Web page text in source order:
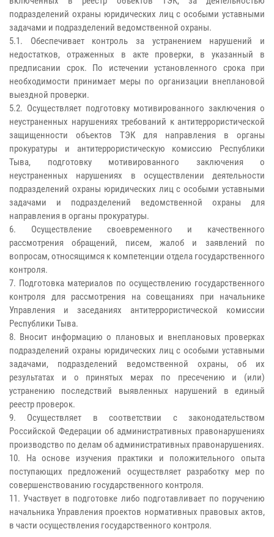
подразделений охраны юридических лиц с особыми уставными
задачами и подразделений ведомственной охраны.
5.1. Обеспечивает контроль за устранением нарушений и
недостатков, отраженных в акте проверки, в указанный в
предписании срок. По истечении установленного срока при
необходимости принимает меры по организации внеплановой
выездной проверки.
5.2. Осуществляет подготовку мотивированного заключения о
неустраненных нарушениях требований к антитеррористической
защищенности объектов ТЭК для направления в органы
прокуратуры и антитеррористическую комиссию Республики
Тыва, подготовку мотивированного заключения о
неустраненных нарушениях в осуществлении деятельности
подразделений охраны юридических лиц с особыми уставными
задачами и подразделений ведомственной охраны для
направления в органы прокуратуры.
6. Осуществление своевременного и качественного
рассмотрения обращений, писем, жалоб и заявлений по
вопросам, относящимся к компетенции отдела государственного
контроля.
7. Подготовка материалов по осуществлению государственного
контроля для рассмотрения на совещаниях при начальнике
Управления и заседаниях антитеррористической комиссии
Республики Тыва.
8. Вносит информацию о плановых и внеплановых проверках
подразделений охраны юридических лиц с особыми уставными
задачами, подразделений ведомственной охраны, об их
результатах и о принятых мерах по пресечению и (или)
устранению последствий выявленных нарушений в единый
реестр проверок.
9. Осуществляет в соответствии с законодательством
Российской Федерации об административных правонарушениях
производство по делам об административных правонарушениях.
10. На основе изучения практики и положительного опыта
поступающих предложений осуществляет разработку мер по
совершенствованию государственного контроля.
11. Участвует в подготовке либо подготавливает по поручению
начальника Управления проектов нормативных правовых актов,
в части осуществления государственного контроля.